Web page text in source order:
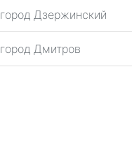
город Дзержинский
город Дмитров